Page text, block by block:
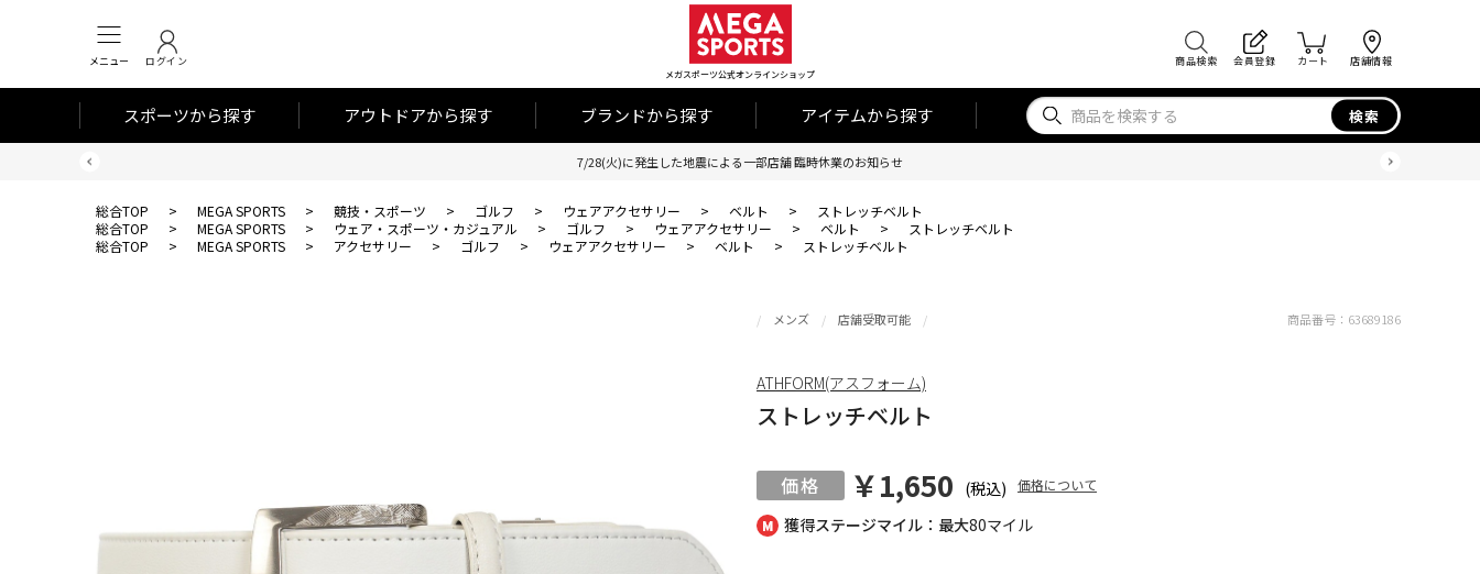
メニュー ログイン
メガスポーツ公式オンラインショップ
商品検索 会員登録 カート 店舗情報
スポーツから探す アウトドアから探す ブランドから探す アイテムから探す 検索
7/28(火)に発生した地震による一部店舗 臨時休業のお知らせ
総合TOP > MEGA SPORTS > 競技・スポーツ > ゴルフ > ウェアアクセサリー > ベルト >
ストレッチベルト
総合TOP
> MEGA SPORTS > ウェア・スポーツ・カジュアル > ゴルフ > ウェアアクセサリー > ベルト >
ストレッチベルト
総合TOP
> MEGA SPORTS > アクセサリー > ゴルフ > ウェアアクセサリー > ベルト > ストレッチベルト
獲得ステージマイル：最大80マイル
メンズ 店舗受取可能
ストレッチベルト
￥1,650 (税込) 価格について
商品番号： 63689186
ATHFORM(アスフォーム)